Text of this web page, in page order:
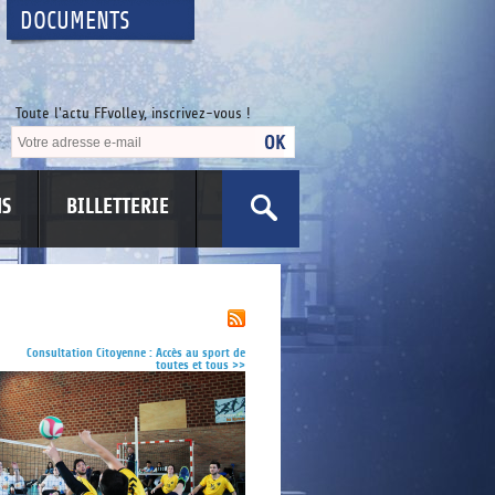
DOCUMENTS
Toute l'actu FFvolley, inscrivez-vous !
BILLETTERIE
Consultation Citoyenne : Accès au sport de
toutes et tous >>